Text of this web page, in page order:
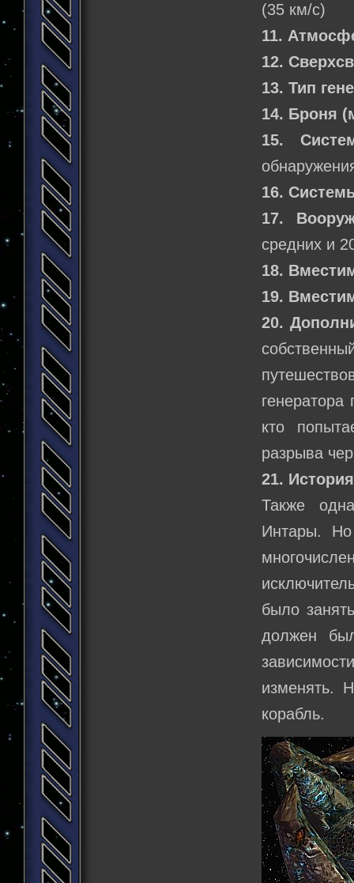
(35 км/с)
11.
12.
13. Тип
14. Броня
15.
16.
17.
средних и
18.
19.
20.
кто
разрыва
21.
Также
Интары.
было
должен
изменять.
корабль.